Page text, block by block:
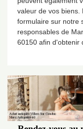
valeur de vos biens.
formulaire sur notre
responsables de
60150 afin d'obtenir